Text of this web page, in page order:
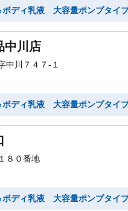
ディ乳液 大容量ポンプタイ
中川店
中川７４７-１
ディ乳液 大容量ポンプタイ
８０番地
ディ乳液 大容量ポンプタイ